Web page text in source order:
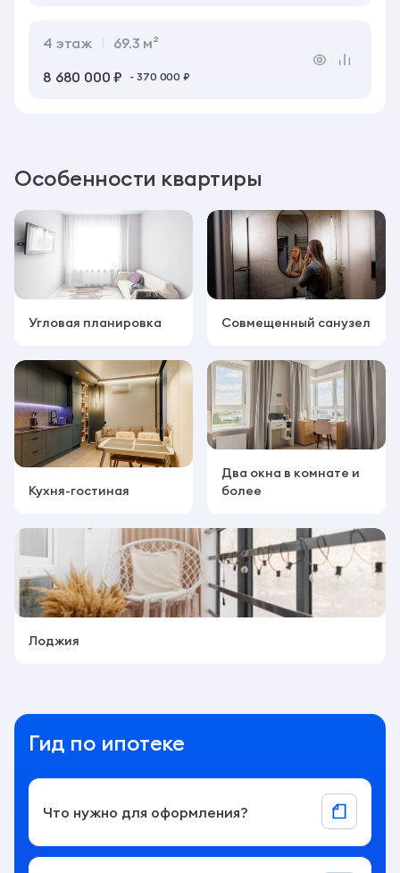
4 этаж
69.3 м²
8 680 000 ₽
- 370 000 ₽
Особенности квартиры
Угловая планировка Совмещенный санузел
Кухня-гостиная
Два окна в комнате и
более
Лоджия
Гид по ипотеке
Что нужно для оформления?